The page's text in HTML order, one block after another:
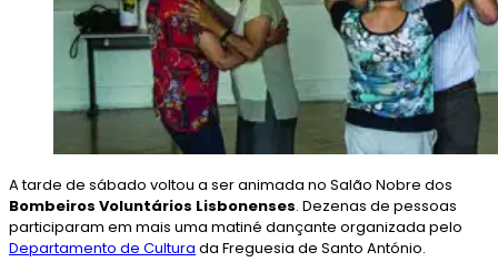
A tarde de sábado voltou a ser animada no Salão Nobre dos
Bombeiros Voluntários Lisbonenses. Dezenas de pessoas
participaram em mais uma matiné dançante organizada pelo
Departamento de Cultura da Freguesia de Santo António.